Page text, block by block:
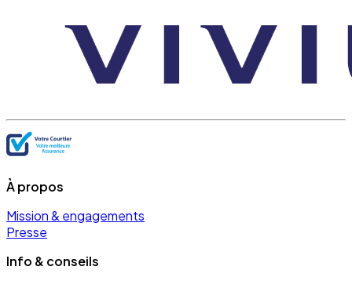
À propos
Mission & engagements
Presse
Info & conseils